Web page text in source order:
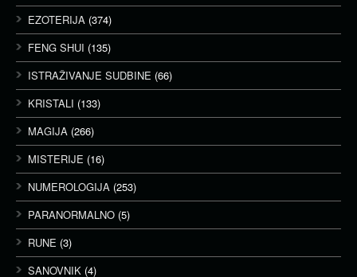
EZOTERIJA (374)
FENG SHUI (135)
ISTRAŽIVANJE SUDBINE (66)
KRISTALI (133)
MAGIJA (266)
MISTERIJE (16)
NUMEROLOGIJA (253)
PARANORMALNO (5)
RUNE (3)
SANOVNIK (4)